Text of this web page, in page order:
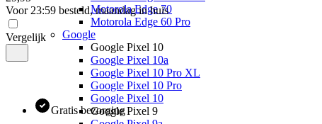
Motorola Edge 70
Motorola Edge 60 Pro
Google
Google Pixel 10
Google Pixel 10a
Google Pixel 10 Pro XL
Google Pixel 10 Pro
Google Pixel 10
Google Pixel 9
Voor 23:59 besteld, maandag in huis
Vergelijk
Gratis bezorging